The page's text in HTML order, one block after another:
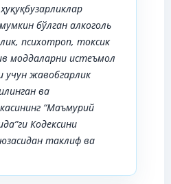
бўлган алкоголь
психотроп, токсик
моддаларни истеъмол
учун жавобгарлик
ва
“Маъмурий
Кодексини
таклиф ва